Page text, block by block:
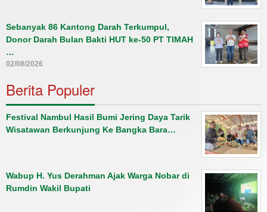
Sebanyak 86 Kantong Darah Terkumpul,
Donor Darah Bulan Bakti HUT ke-50 PT TIMAH
…
02/08/2026
Berita Populer
Festival Nambul Hasil Bumi Jering Daya Tarik
Wisatawan Berkunjung Ke Bangka Bara…
Wabup H. Yus Derahman Ajak Warga Nobar di
Rumdin Wakil Bupati